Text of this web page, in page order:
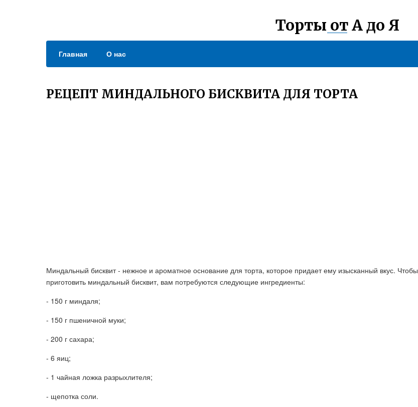
Торты от А до Я
Главная О нас
РЕЦЕПТ МИНДАЛЬНОГО БИСКВИТА ДЛЯ ТОРТА
Миндальный бисквит - нежное и ароматное основание для торта, которое придает ему изысканный вкус. Чтобы
приготовить миндальный бисквит, вам потребуются следующие ингредиенты:
- 150 г миндаля;
- 150 г пшеничной муки;
- 200 г сахара;
- 6 яиц;
- 1 чайная ложка разрыхлителя;
- щепотка соли.